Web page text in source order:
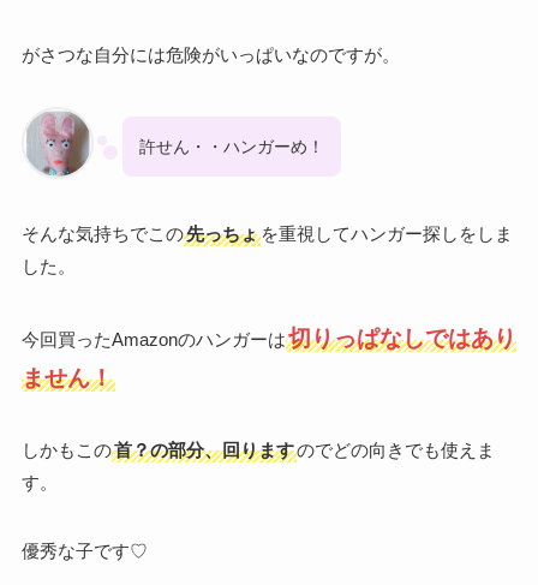
がさつな自分には危険がいっぱいなのですが。
許せん・・ハンガーめ！
そんな気持ちでこの先っちょを重視してハンガー探しをしま
した。
今回買ったAmazonのハンガーは切りっぱなしではあり
ません！
しかもこの首？の部分、回りますのでどの向きでも使えま
す。
優秀な子です♡